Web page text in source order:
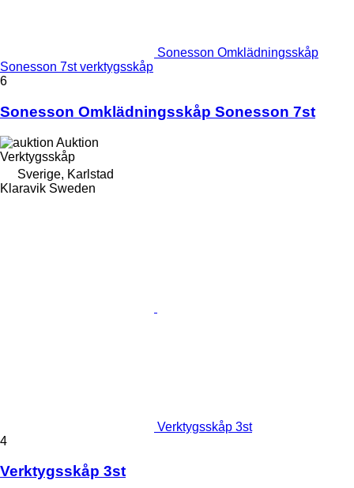
Sonesson Omklädningsskåp
Sonesson 7st verktygsskåp
6
Sonesson Omklädningsskåp Sonesson 7st
Auktion
Verktygsskåp
Sverige, Karlstad
Klaravik Sweden
Verktygsskåp 3st
4
Verktygsskåp 3st